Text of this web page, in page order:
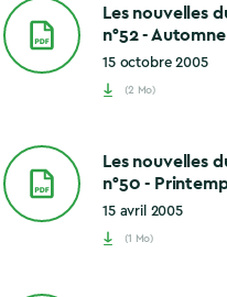
Les nouvelles
n°52 -
15 octobre 2005
(2 Mo)
Les nouvelles
n°50 -
15 avril 2005
(1 Mo)